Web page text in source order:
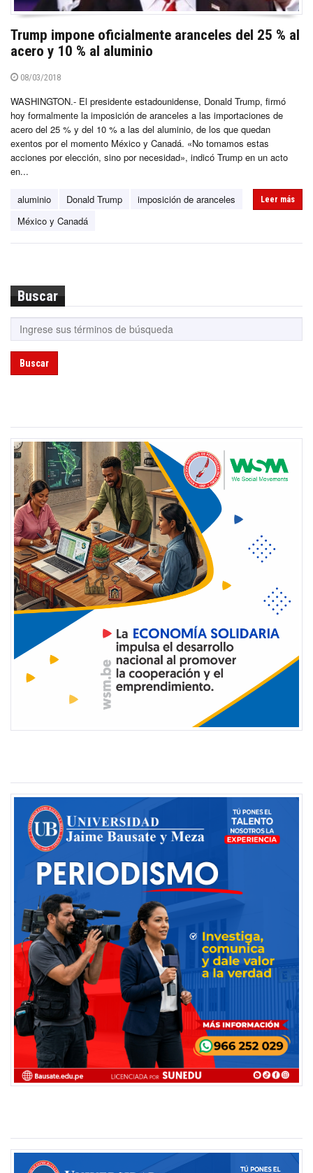
Trump impone oficialmente aranceles del 25 % al
acero y 10 % al aluminio
08/03/2018
WASHINGTON.- El presidente estadounidense, Donald Trump, firmó
hoy formalmente la imposición de aranceles a las importaciones de
acero del 25 % y del 10 % a las del aluminio, de los que quedan
exentos por el momento México y Canadá. «No tomamos estas
acciones por elección, sino por necesidad», indicó Trump en un acto
en...
aluminio Donald Trump
imposición de aranceles
México y Canadá
Leer más
Buscar
Buscar